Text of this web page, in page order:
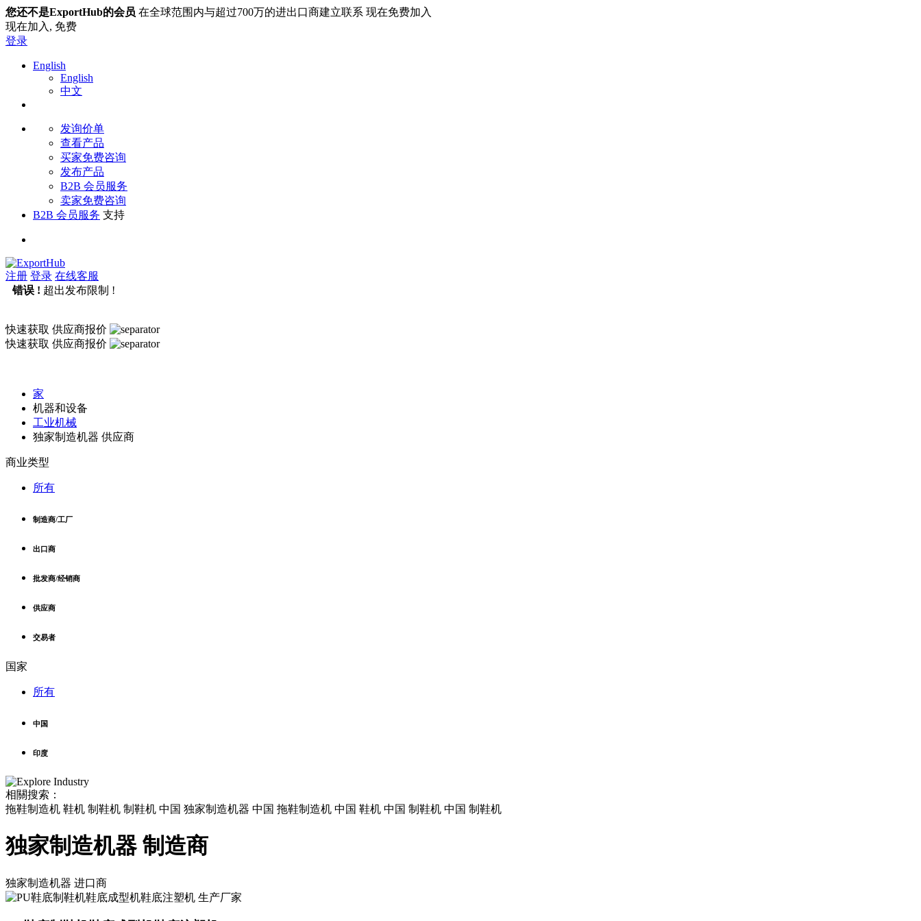
您还不是ExportHub的会员 在全球范围内与超过700万的进出口商建立联系 现在免费加入
现在加入, 免费
登录
English
English
中文
发询价单
查看产品
买家免费咨询
发布产品
B2B 会员服务
卖家免费咨询
B2B 会员服务 支持
注册 登录 在线客服
错误 ! 超出发布限制 !
快速获取 供应商报价
快速获取 供应商报价
家
机器和设备
工业机械
独家制造机器 供应商
商业类型
所有
制造商/工厂
出口商
批发商/经销商
供应商
交易者
国家
所有
中国
印度
相關搜索：
拖鞋制造机 鞋机 制鞋机 制鞋机 中国 独家制造机器 中国 拖鞋制造机 中国 鞋机 中国 制鞋机 中国 制鞋机
独家制造机器 制造商
独家制造机器 进口商